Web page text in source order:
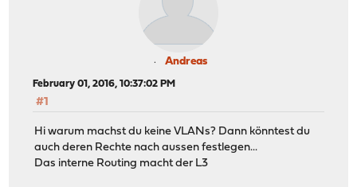
Andreas
February 01, 2016, 10:37:02 PM
#1
Hi warum machst du keine VLANs? Dann könntest du
auch deren Rechte nach aussen festlegen...
Das interne Routing macht der L3